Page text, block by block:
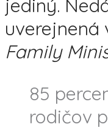
jediný.
uverejnená
Family
85
rodičov